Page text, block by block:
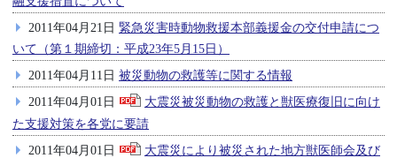
2011年04月21日 緊急災害時動物救援本部義援金の交付申請につ
いて（第１期締切：平成23年5月15日）
2011年04月11日 被災動物の救護等に関する情報
2011年04月01日
大震災被災動物の救護と獣医療復旧に向け
た支援対策を各党に要請
2011年04月01日
大震災により被災された地方獣医師会及び